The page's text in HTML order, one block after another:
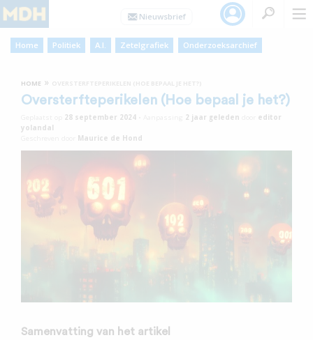
Home Politiek A.I. Zetelgrafiek Onderzoeksarchief
HOME »
Oversterfteperikelen (Hoe bepaal je het?)
28 september 2024 2 jaar geleden
editor
yolandal
Maurice de Hond
Samenvatting van het artikel